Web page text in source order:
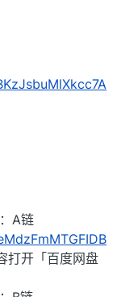
A链
打开「百度网盘